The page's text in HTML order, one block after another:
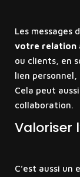
Les
votre relation
ou clients, en
lien personnel,
Cela peut
collaboration.
Valoriser
C’est aussi un